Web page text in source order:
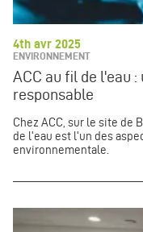
4th avr 2025
ENVIRONNEMENT
ACC au fil de l'eau
responsable
Chez ACC, sur le site de
de l'eau est l'un des
environnementale.